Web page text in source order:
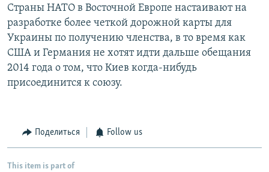
Страны НАТО в Восточной Европе настаивают на
разработке более четкой дорожной карты для
Украины по получению членства, в то время как
США и Германия не хотят идти дальше обещания
2014 года о том, что Киев когда-нибудь
присоединится к союзу.
Поделиться Follow us
This item is part of